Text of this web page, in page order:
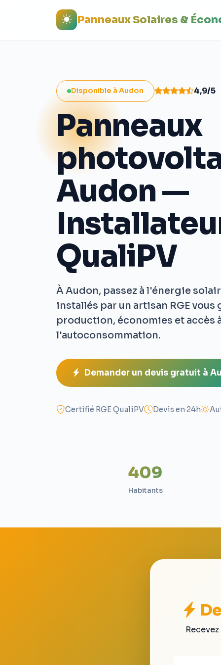
Panneaux Solaires &
Disponible à Audon 4,9/5
Panneaux
Audon —
QualiPV
À Audon, passez à l'énergie
installés par un artisan RGE
production, économies et accès
l'autoconsommation.
Demander un devis gratuit à
Certifié RGE QualiPV Devis en 24h
409
Habitants